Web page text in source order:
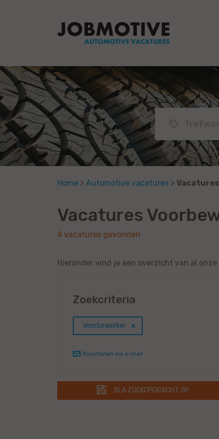
Home > Automotive vacatures >
Vacatures
4 vacatures gevonden
Hieronder vind je een overzicht van al
Zoekcriteria
Voorbewerker
Resultaten via e-mail
SLA ZOEKOPDRACHT OP